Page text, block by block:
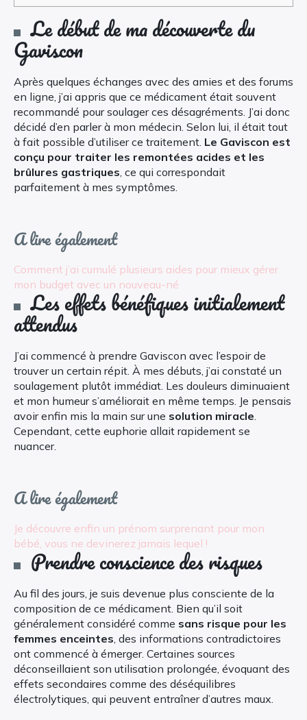
Le début de ma découverte du
Gaviscon
Après quelques échanges avec des amies et des forums
en ligne, j’ai appris que ce médicament était souvent
recommandé pour soulager ces désagréments. J’ai donc
décidé d’en parler à mon médecin. Selon lui, il était tout
à fait possible d’utiliser ce traitement. Le Gaviscon est
conçu pour traiter les remontées acides et les
brûlures gastriques , ce qui correspondait
parfaitement à mes symptômes.
A lire également
Comment j’ai cumulé plusieurs aides pour mieux gérer
mon budget avec un nouveau-né
Les effets bénéfiques initialement
attendus
J’ai commencé à prendre Gaviscon avec l’espoir de
trouver un certain répit. À mes débuts, j’ai constaté un
soulagement plutôt immédiat. Les douleurs diminuaient
et mon humeur s’améliorait en même temps. Je pensais
avoir enfin mis la main sur une solution miracle
Cependant, cette euphorie allait rapidement se
nuancer.
A lire également
Je découvre enfin un prénom surprenant pour mon
bébé, vous ne devinerez jamais lequel !
Prendre conscience des risques
Au fil des jours, je suis devenue plus consciente de la
composition de ce médicament. Bien qu’il soit
généralement considéré comme sans risque pour les
femmes enceintes , des informations contradictoires
ont commencé à émerger. Certaines sources
déconseillaient son utilisation prolongée, évoquant des
effets secondaires comme des déséquilibres
électrolytiques, qui peuvent entraîner d’autres maux.